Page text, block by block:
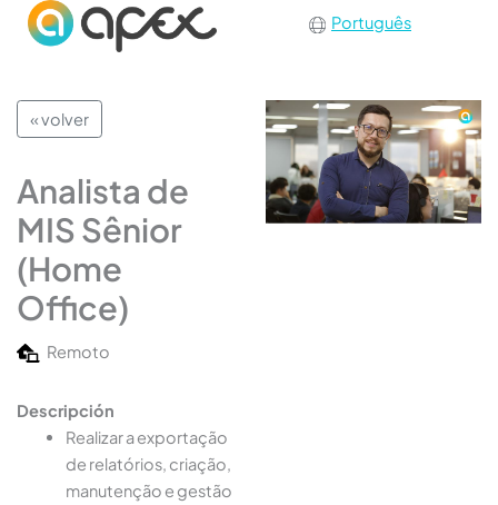
Português
« volver
Analista de
MIS Sênior
(Home
Office)
Remoto
Descripción
Realizar a exportação
de relatórios, criação,
manutenção e gestão